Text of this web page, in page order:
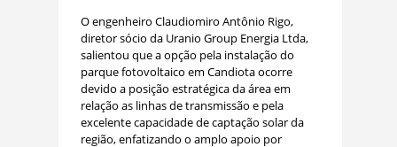
O engenheiro Claudiomiro Antônio Rigo,
diretor sócio da Uranio Group Energia Ltda,
salientou que a opção pela instalação do
parque fotovoltaico em Candiota ocorre
devido a posição estratégica da área em
relação as linhas de transmissão e pela
excelente capacidade de captação solar da
região, enfatizando o amplo apoio por